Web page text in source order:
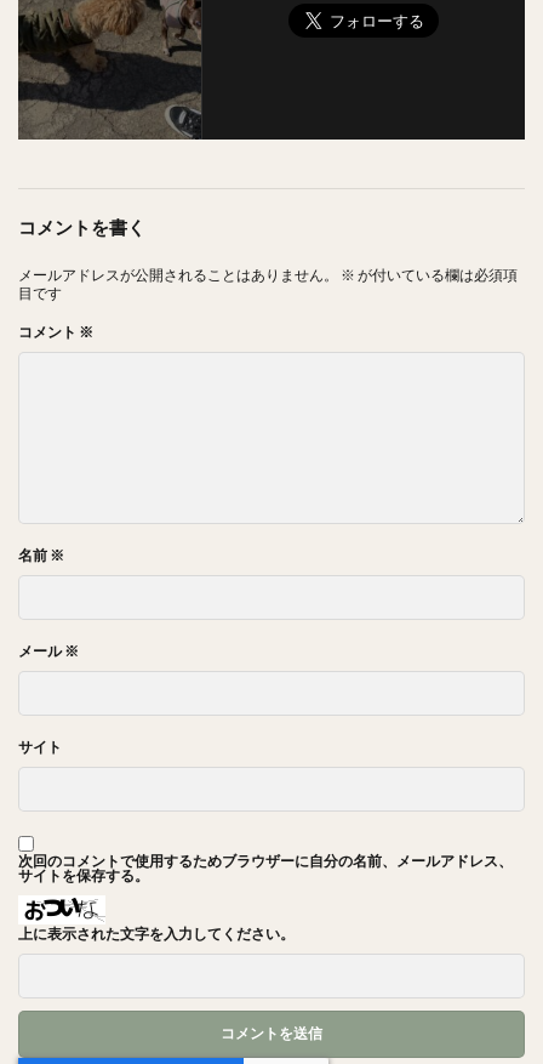
コメントを書く
メールアドレスが公開されることはありません。 ※ が付いている欄は必須項
目です
コメント ※
名前 ※
メール※
サイト
次回のコメントで使用するためブラウザーに自分の名前、メールアドレス、
サイトを保存する。
上に表示された文字を入力してください。